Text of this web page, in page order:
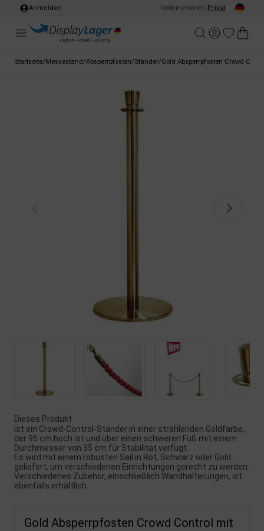
Anmelden Unternehmen Privat
Startseite/Messestand/Absperrpfosten/Ständer/Gold Absperrpfosten Crowd
Dieses Produkt
ist ein Crowd-Control-Ständer in einer strahlenden Goldfarbe,
der 95 cm hoch ist und über einen schweren Fuß mit einem
Durchmesser von 35 cm für Stabilität verfügt.
Es wird mit einem robusten Seil in Rot, Schwarz oder Gold
geliefert, um verschiedenen Einrichtungen gerecht zu werden.
Verschiedenes Zubehör, einschließlich Wandhalterungen, ist
ebenfalls erhältlich.
Gold Absperrpfosten Crowd Control mit